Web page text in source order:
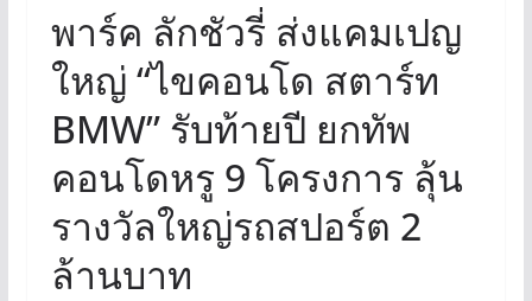
พาร์ค ลักชัวรี่ ส่งแคมเปญ
ใหญ่ “ไขคอนโด สตาร์ท
BMW” รับท้ายปี ยกทัพ
คอนโดหรู 9 โครงการ ลุ้น
รางวัลใหญ่รถสปอร์ต 2
ล้านบาท